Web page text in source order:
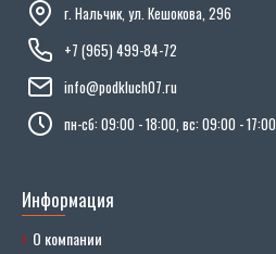
г. Нальчик, ул. Кешокова, 296
+7 (965) 499-84-72
info@podkluch07.ru
пн-сб: 09:00 - 18:00, вс: 09:00 - 17:00
Информация
О компании